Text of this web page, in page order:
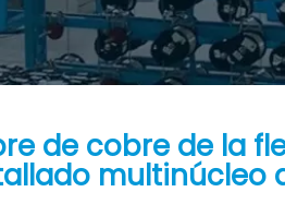
de cobre de la
multinúcleo